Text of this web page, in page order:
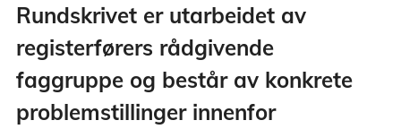
Rundskrivet er utarbeidet av
registerførers rådgivende
faggruppe og består av konkrete
problemstillinger innenfor